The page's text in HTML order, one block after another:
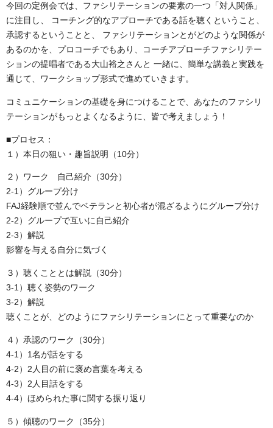
今回の定例会では、ファシリテーションの要素の一つ「対人関係」
に注目し、 コーチング的なアプローチである話を聴くということ、
承認するということと、 ファシリテーションとがどのような関係が
あるのかを、プロコーチでもあり、コーチアプローチファシリテー
ションの提唱者である大山裕之さんと 一緒に、簡単な講義と実践を
通じて、ワークショップ形式で進めていきます。
コミュニケーションの基礎を身につけることで、あなたのファシリ
テーションがもっとよくなるように、皆で考えましょう！
■プロセス：
１）本日の狙い・趣旨説明（10分）
２）ワーク 自己紹介（30分）
2-1）グループ分け
FAJ経験順で並んでベテランと初心者が混ざるようにグループ分け
2-2）グループで互いに自己紹介
2-3）解説
影響を与える自分に気づく
３）聴くこととは解説（30分）
3-1）聴く姿勢のワーク
3-2）解説
聴くことが、どのようにファシリテーションにとって重要なのか
４）承認のワーク（30分）
4-1）1名が話をする
4-2）2人目の前に褒め言葉を考える
4-3）2人目話をする
4-4）ほめられた事に関する振り返り
５）傾聴のワーク（35分）